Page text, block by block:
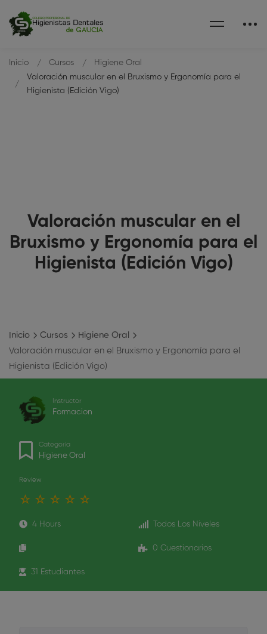
Valoración muscular en el
Bruxismo y Ergonomía para el
Higienista (Edición Vigo)
Inicio Cursos
Higiene Oral
Valoración muscular en el Bruxismo y Ergonomía para el
Higienista (Edición Vigo)
Inicio Cursos
Higiene Oral
Valoración muscular en el Bruxismo y Ergonomía para el
Higienista (Edición Vigo)
Instructor
Formacion
Categoría
Higiene Oral
Review
4 Hours Todos Los Niveles
0 Cuestionarios
31 Estudiantes